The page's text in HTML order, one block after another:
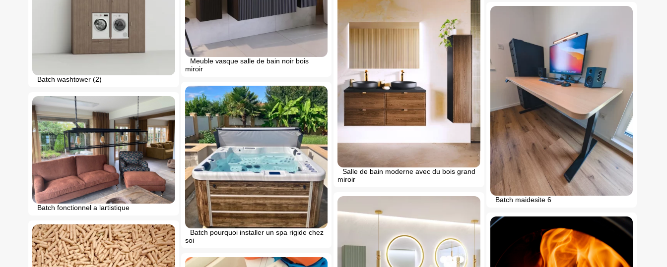
Meuble vasque salle de bain noir bois
miroir
Batch washtower (2)
Salle de bain moderne avec du bois grand
miroir
Batch maidesite 6
Batch pourquoi installer un spa rigide chez
soi
Batch fonctionnel a lartistique